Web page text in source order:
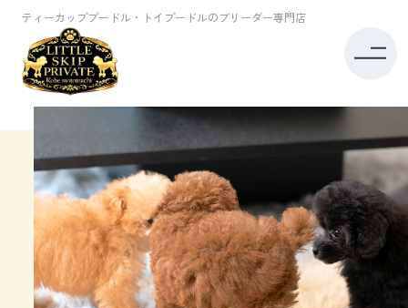
ティーカッププードル・トイプードルのブリーダー専門店